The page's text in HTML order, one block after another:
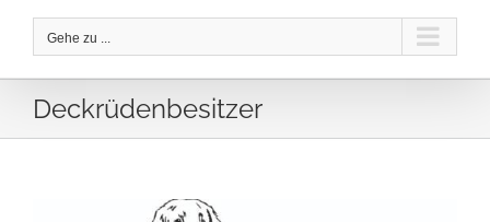
Gehe zu ...
Deckrüdenbesitzer